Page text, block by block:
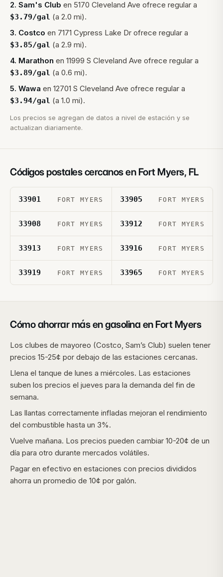
2. Sam's Club en 5170 Cleveland Ave ofrece regular a
$3.79/gal (a 2.0 mi).
3. Costco en 7171 Cypress Lake Dr ofrece regular a
$3.85/gal (a 2.9 mi).
4. Marathon en 11999 S Cleveland Ave ofrece regular a
$3.89/gal (a 0.6 mi).
5. Wawa en 12701 S Cleveland Ave ofrece regular a
$3.94/gal (a 1.0 mi).
Los precios se agregan de datos a nivel de estación y se
actualizan diariamente.
Códigos postales cercanos en Fort Myers, FL
33901 FORT MYERS 33905 FORT MYERS
33908 FORT MYERS 33912 FORT MYERS
33913 FORT MYERS 33916 FORT MYERS
33919 FORT MYERS 33965 FORT MYERS
Cómo ahorrar más en gasolina en Fort Myers
Los clubes de mayoreo (Costco, Sam’s Club) suelen tener
precios 15-25¢ por debajo de las estaciones cercanas.
Llena el tanque de lunes a miércoles. Las estaciones
suben los precios el jueves para la demanda del fin de
semana.
Las llantas correctamente infladas mejoran el rendimiento
del combustible hasta un 3%.
Vuelve mañana. Los precios pueden cambiar 10-20¢ de un
día para otro durante mercados volátiles.
Pagar en efectivo en estaciones con precios divididos
ahorra un promedio de 10¢ por galón.